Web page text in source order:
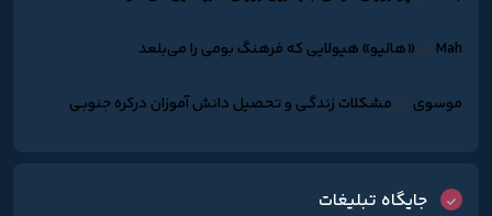
Mah در«هالیو» هیولایی که فرهنگ بومی را می‌بلعد
موسوی درمشکلات زندگـی و تحصیل دانش آموزان درکره جنوبـی
جایگاه تبلیغات